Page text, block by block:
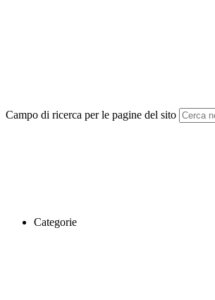
Campo di ricerca per le pagine del sito
Categorie